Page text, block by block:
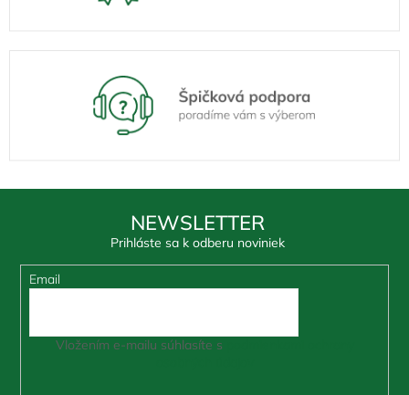
NEWSLETTER
Prihláste sa k odberu noviniek
Email
Vložením e-mailu súhlasíte s